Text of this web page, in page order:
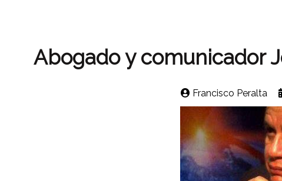
Abogado y comunicador
Francisco Peralta